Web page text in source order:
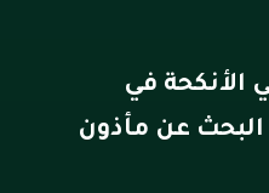
الأنكحة في
عن مأذون